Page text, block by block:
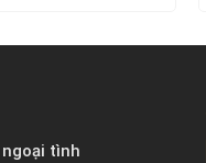
tình